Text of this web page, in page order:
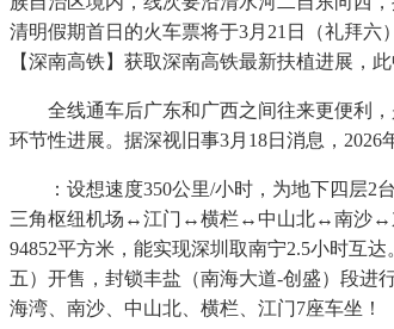
清明假期首日的火车票将于3月21日（礼拜六
【深南高铁】获取深南高铁最新扶植进展，
全线通车后广东和广西之间往来更便利，
环节性进展。据深视旧事3月18日消息，2026
：设想速度350公里/小时，为地下四层2
三角枢纽机场↔江门↔横栏↔中山北↔南沙↔
94852平方米，能实现深圳取南宁2.5小时互
五）开售，封锁丰盐（南海大道-创盛）段进
海湾、南沙、中山北、横栏、江门7座车坐！